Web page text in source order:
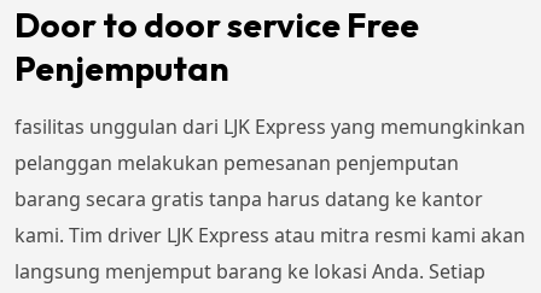
Door to door service Free
Penjemputan
fasilitas unggulan dari LJK Express yang memungkinkan
pelanggan melakukan pemesanan penjemputan
barang secara gratis tanpa harus datang ke kantor
kami. Tim driver LJK Express atau mitra resmi kami akan
langsung menjemput barang ke lokasi Anda. Setiap